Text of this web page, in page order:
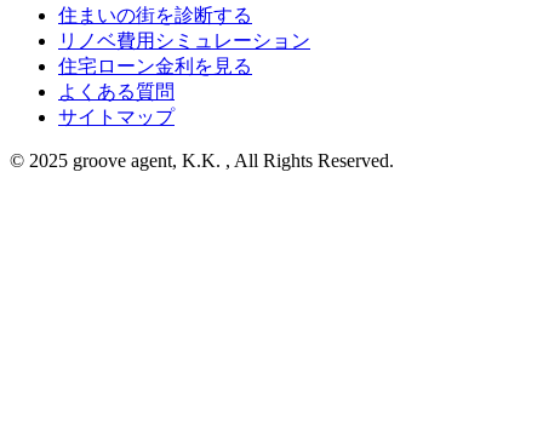
住まいの街を診断する
リノベ費用シミュレーション
住宅ローン金利を見る
よくある質問
サイトマップ
© 2025 groove agent, K.K. , All Rights Reserved.